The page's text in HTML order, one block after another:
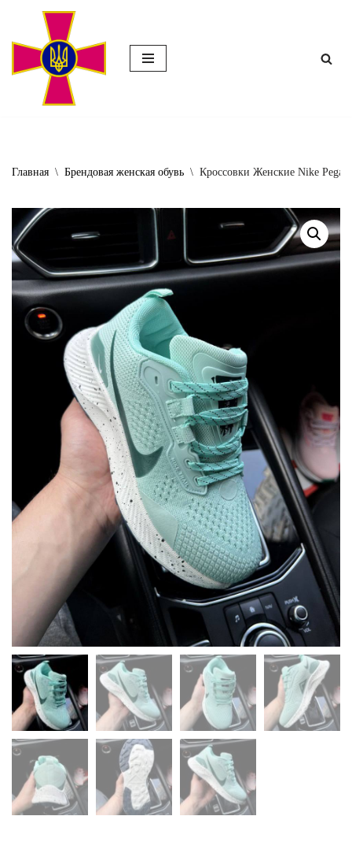
Перейти
содержимому
Главная \ Брендовая женская обувь \ Кроссовки Женские Nike